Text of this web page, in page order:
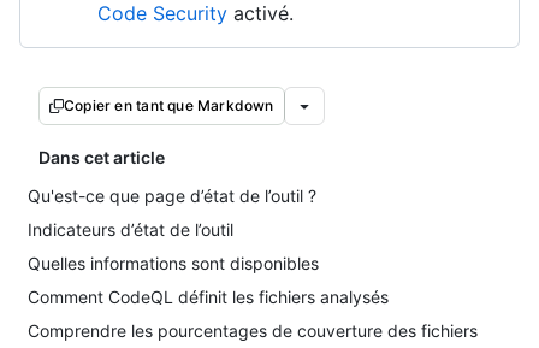
Code Security activé.
Copier en tant que Markdown
Dans cet article
Qu'est-ce que page d’état de l’outil ?
Indicateurs d’état de l’outil
Quelles informations sont disponibles
Comment CodeQL définit les fichiers analysés
Comprendre les pourcentages de couverture des fichiers